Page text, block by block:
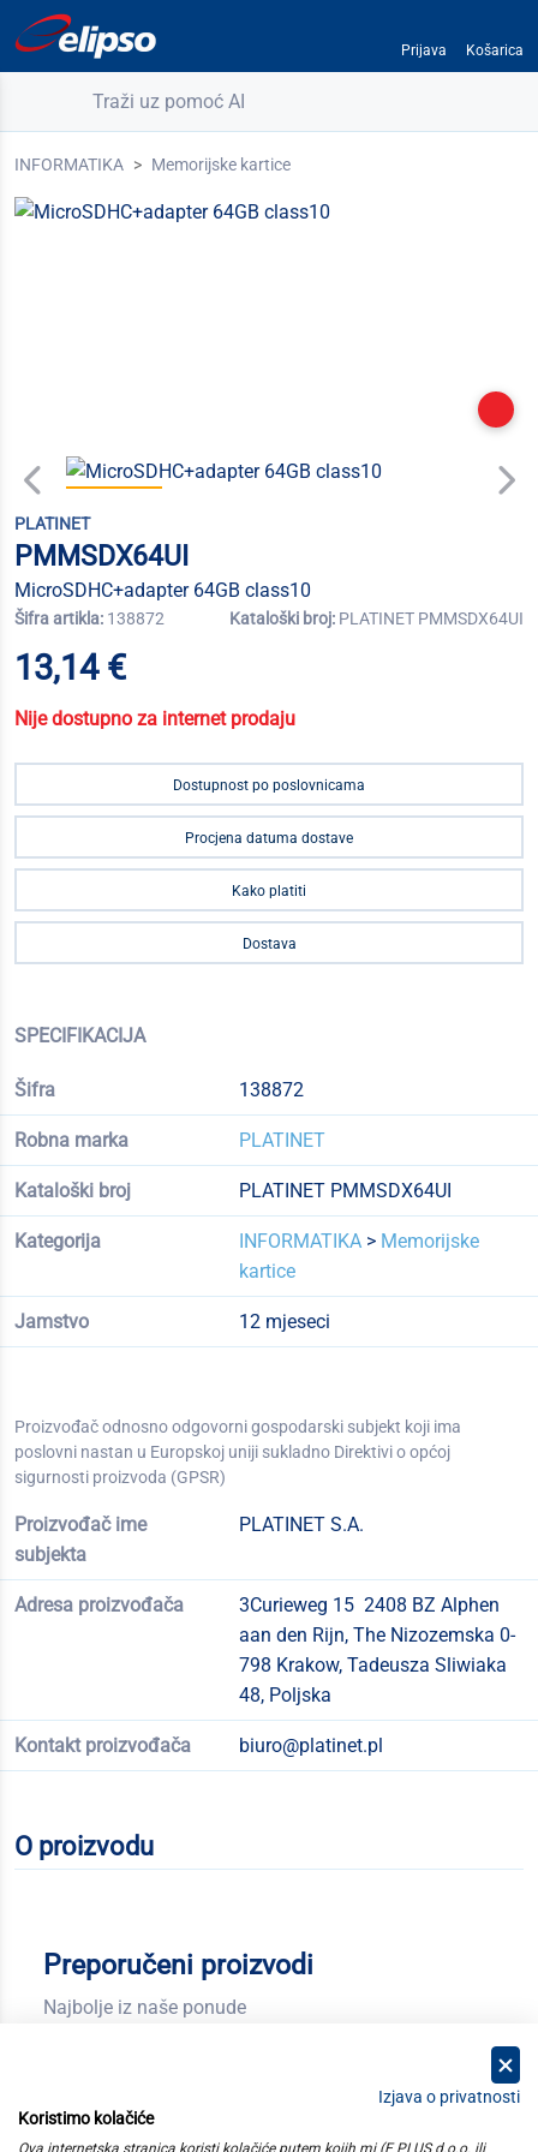
Prijava Košarica
Traži uz pomoć AI
INFORMATIKA Memorijske kartice
PLATINET
PMMSDX64UI
MicroSDHC+adapter 64GB class10
Šifra artikla: 138872 Kataloški broj: PLATINET PMMSDX64UI
13,14 €
Nije dostupno za internet prodaju
Dostupnost po poslovnicama
Procjena datuma dostave
Kako platiti
Dostava
SPECIFIKACIJA
Šifra 138872
Robna marka PLATINET
Kataloški broj PLATINET PMMSDX64UI
Kategorija INFORMATIKA> Memorijske
kartice
Jamstvo 12 mjeseci
Proizvođač odnosno odgovorni gospodarski subjekt koji ima
poslovni nastan u Europskoj uniji sukladno Direktivi o općoj
sigurnosti proizvoda (GPSR)
Proizvođač ime
subjekta
PLATINET S.A.
Adresa proizvođača
3Curieweg 15 2408 BZ Alphen
aan den Rijn, The Nizozemska 0-
798 Krakow, Tadeusza Sliwiaka
48, Poljska
Kontakt proizvođača biuro@platinet.pl
O proizvodu
Preporučeni proizvodi
Najbolje iz naše ponude
kategorije
Izjava o privatnosti
Koristimo kolačiće
Ova internetska stranica koristi kolačiće putem kojih mi (E PLUS d.o.o. ili